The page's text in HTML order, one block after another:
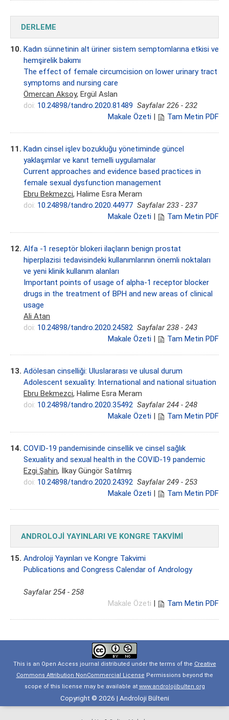
DERLEME
10. Kadın sünnetinin alt üriner sistem semptomlarına etkisi ve
hemşirelik bakımı
The effect of female circumcision on lower urinary tract
symptoms and nursing care
Ömercan Aksoy, Ergül Aslan
doi: 10.24898/tandro.2020.81489 Sayfalar 226 - 232
Makale Özeti
Tam Metin PDF
11. Kadın cinsel işlev bozukluğu yönetiminde güncel
yaklaşımlar ve kanıt temelli uygulamalar
Current approaches and evidence based practices in
female sexual dysfunction management
Ebru Bekmezci, Halime Esra Meram
doi: 10.24898/tandro.2020.44977 Sayfalar 233 - 237
Makale Özeti
Tam Metin PDF
12. Alfa -1 reseptör blokeri ilaçların benign prostat
hiperplazisi tedavisindeki kullanımlarının önemli noktaları
ve yeni klinik kullanım alanları
Important points of usage of alpha-1 receptor blocker
drugs in the treatment of BPH and new areas of clinical
usage
Ali Atan
doi: 10.24898/tandro.2020.24582 Sayfalar 238 - 243
Makale Özeti
Tam Metin PDF
13. Adölesan cinselliği: Uluslararası ve ulusal durum
Adolescent sexuality: International and national situation
Ebru Bekmezci, Halime Esra Meram
doi: 10.24898/tandro.2020.35492 Sayfalar 244 - 248
Makale Özeti
Tam Metin PDF
14. COVID-19 pandemisinde cinsellik ve cinsel sağlık
Sexuality and sexual health in the COVID-19 pandemic
Ezgi Şahin, İlkay Güngör Satılmış
doi: 10.24898/tandro.2020.24392 Sayfalar 249 - 253
Makale Özeti
Tam Metin PDF
ANDROLOJİ YAYINLARI VE KONGRE TAKVİMİ
15. Androloji Yayınları ve Kongre Takvimi
Publications and Congress Calendar of Andrology
Sayfalar 254 - 258
Makale Özeti
Tam Metin PDF
This is an Open Access journal distributed under the terms of the Creative
Commons Attribution NonCommercial License Permissions beyond the
scope of this license may be available at www.androlojibulten.org
Copyright © 2026 | Androloji Bülteni